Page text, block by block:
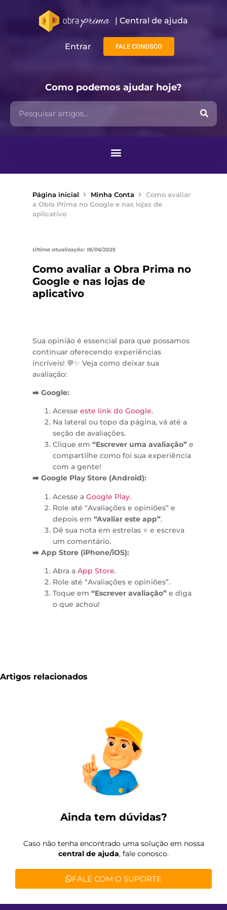
| Central de ajuda​
Entrar FALE CONOSCO
Como podemos ajudar hoje?
Página inicial Minha Conta
Como avaliar
a Obra Prima no Google e nas lojas de
aplicativo
Última atualização: 18/06/2025
Como avaliar a Obra Prima no
Google e nas lojas de
aplicativo
Sua opinião é essencial para que possamos
continuar oferecendo experiências
incríveis! 💬✨ Veja como deixar sua
avaliação:
➡️ Google:
Acesse este link do Google.
Na lateral ou topo da página, vá até a
seção de avaliações.
Clique em “Escrever uma avaliação” e
compartilhe como foi sua experiência
com a gente!
➡️ Google Play Store (Android):
Acesse a Google Play.
Role até “Avaliações e opiniões” e
depois em “Avaliar este app”.
Dê sua nota em estrelas ⭐ e escreva
um comentário.
➡️ App Store (iPhone/iOS):
Abra a App Store.
Role até “Avaliações e opiniões”.
Toque em “Escrever avaliação” e diga
o que achou!
Artigos relacionados
Ainda tem dúvidas?
Caso não tenha encontrado uma solução em nossa
central de ajuda, fale conosco.
FALE COM O SUPORTE